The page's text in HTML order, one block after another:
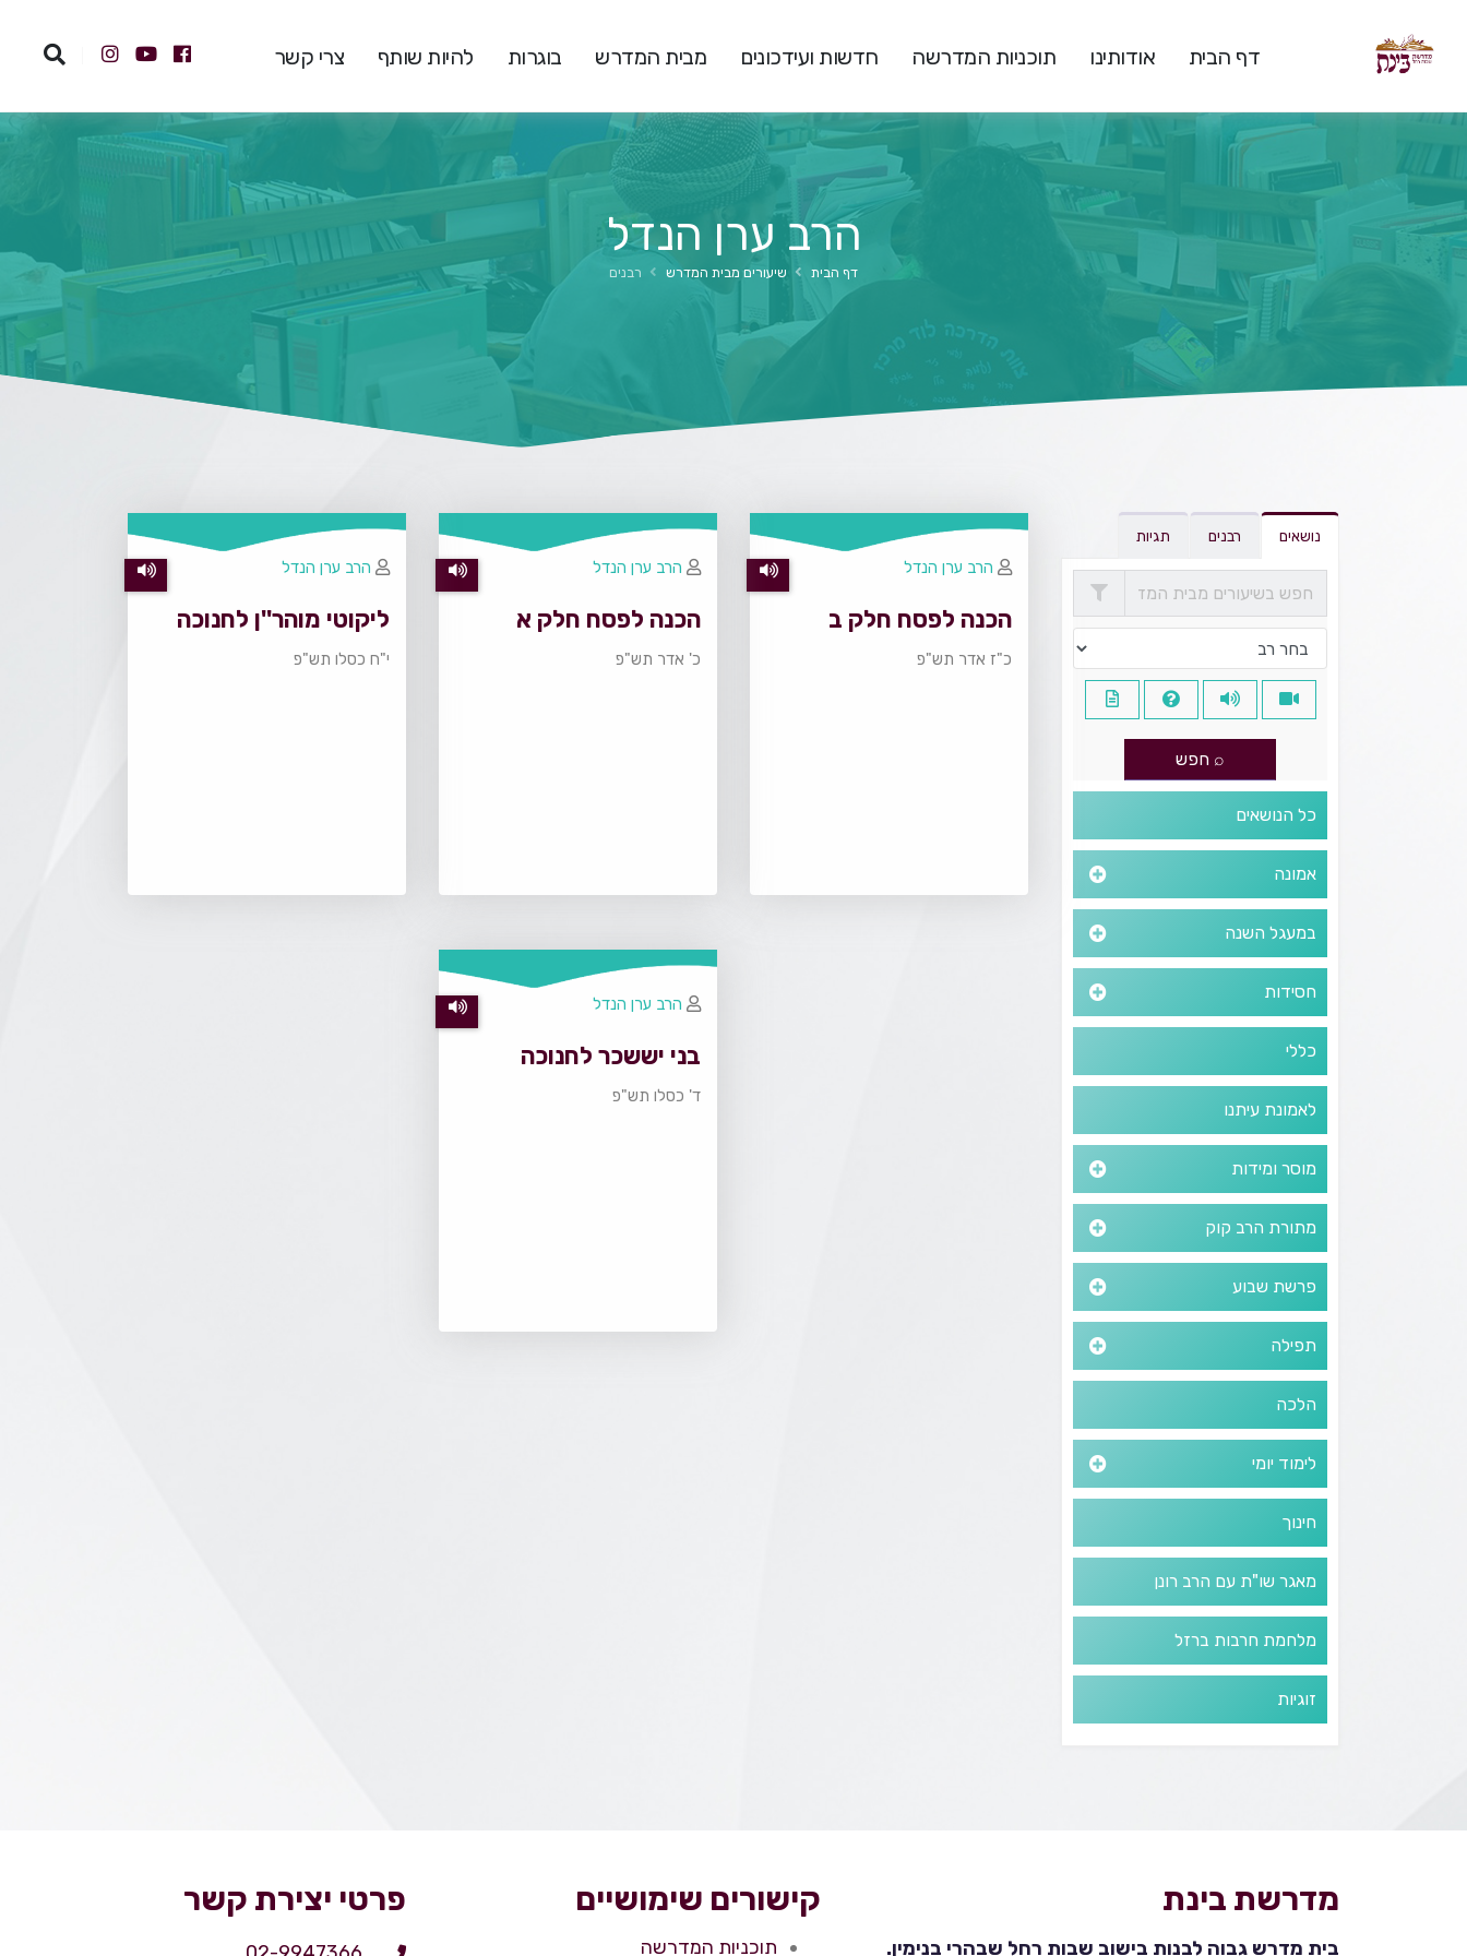
דף הבית אודותינו תוכניות המדרשה חדשות ועידכונים מבית המדרש בוגרות להיות שותף צרי קשר
הרב ערן הנדל
דף הבית שיעורים מבית המדרש רבנים
נושאים רבנים תגיות
כל הנושאים
אמונה
במעגל השנה
חסידות
כללי
לאמונת עיתנו
מוסר ומידות
מתורת הרב קוק
פרשת שבוע
תפילה
הלכה
לימוד יומי
חינוך
מאגר שו"ת עם הרב רונן
מלחמת חרבות ברזל
זוגיות
הכנה לפסח חלק ב
כ"ז אדר תש"פ
הרב ערן הנדל
הכנה לפסח חלק א
כ' אדר תש"פ
הרב ערן הנדל
ליקוטי מוהר''ן לחנוכה
י"ח כסלו תש"פ
הרב ערן הנדל
בני יששכר לחנוכה
ד' כסלו תש"פ
הרב ערן הנדל
מדרשת בינת
בית מדרש גבוה לבנות בישוב שבות רחל שבהרי בנימין.
קישורים שימושיים
תוכניות המדרשה
פרטי יצירת קשר